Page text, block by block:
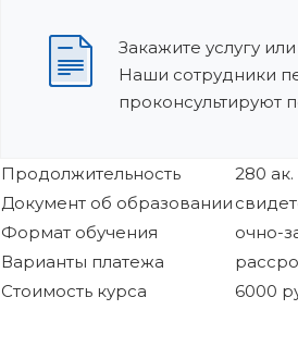
Закажите услугу
Наши сотрудники
проконсультируют
Продолжительность
280 ак.
Документ об образовании
Формат обучения
очно-
Варианты платежа
Стоимость курса
6000